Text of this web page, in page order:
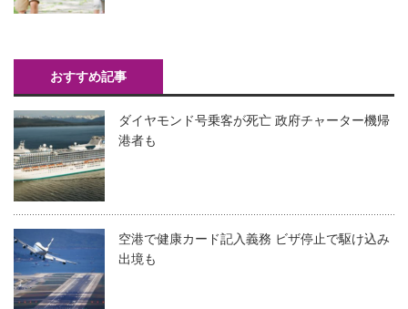
おすすめ記事
ダイヤモンド号乗客が死亡 政府チャーター機帰
港者も
空港で健康カード記入義務 ビザ停止で駆け込み
出境も